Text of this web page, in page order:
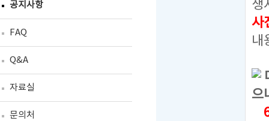
공지사항
FAQ
Q&A
자료실
문의처
생
사
내
으